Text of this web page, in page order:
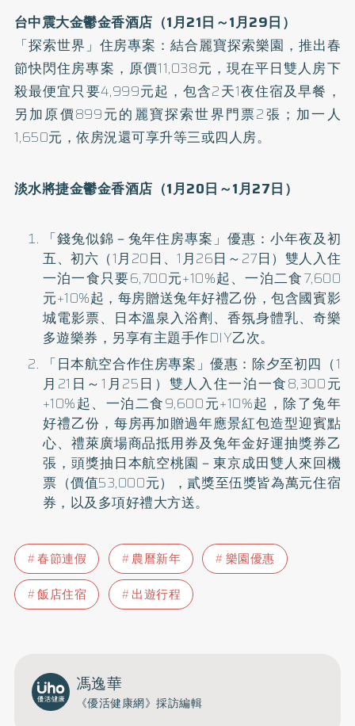
台中震大金鬱金香酒店（1月21日～1月29日）
「探索世界」住房專案：結合麗寶探索樂園，推出春
節快閃住房專案，原價11,038元，現在平日雙人房下
殺最便宜只要4,999元起，包含2天1夜住宿及早餐，
另加原價899元的麗寶探索世界門票2張；加一人
1,650元，依房況還可享升等三或四人房。
淡水將捷金鬱金香酒店（1月20日～1月27日）
「錢兔似錦－兔年住房專案」優惠：小年夜及初
五、初六（1月20日、1月26日～27日）雙人入住
一泊一食只要6,700元+10%起、一泊二食7,600
元+10%起，每房贈送兔年好禮乙份，包含國賓影
城電影票、日本溫泉入浴劑、香氛身體乳、奇樂
多遊樂券，另享有主題手作DIY乙次。
「日本航空合作住房專案」優惠：除夕至初四（1
月21日～1月25日）雙人入住一泊一食8,300元
+10%起、一泊二食9,600元+10%起，除了兔年
好禮乙份，每房再加贈過年應景紅包造型迎賓點
心、禮萊廣場商品抵用券及兔年金好運抽獎券乙
張，頭獎抽日本航空桃園－東京成田雙人來回機
票（價值53,000元），貳獎至伍獎皆為萬元住宿
券，以及多項好禮大方送。
春節連假 農曆新年
樂園優惠
飯店住宿
出遊行程
馮逸華
《優活健康網》採訪編輯